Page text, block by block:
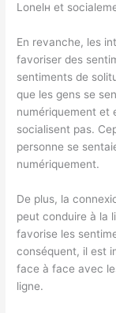
Lonelн et
En revanche, les
favoriser des
sentiments de
que les gens se
numériquement et
socialisent pas.
personne se
numériquement.
De plus, la
peut conduire à la
favorise les
conséquent, il est
face à face avec
ligne.